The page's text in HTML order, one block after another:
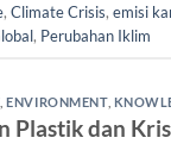
, Climate Crisis, emisi
, Perubahan Iklim
,ENVIRONMENT,
Plastik dan